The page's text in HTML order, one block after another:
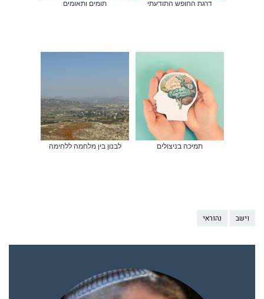
דרגת החופש התודעתי תומים ותאומים
תמיכה בניצולים לבנון בין מלחמה ללחימה
וישב נהוראי